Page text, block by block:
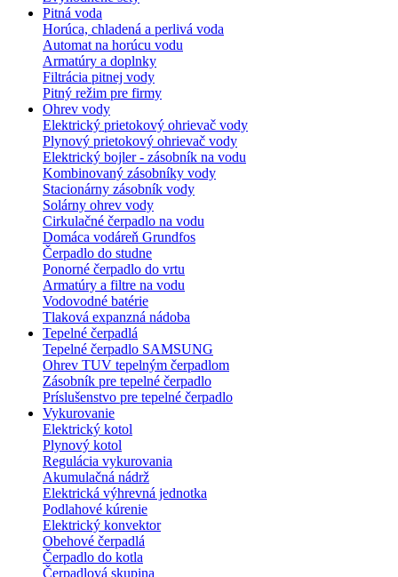
Pitná voda
Horúca, chladená a perlivá voda
Automat na horúcu vodu
Armatúry a doplnky
Filtrácia pitnej vody
Pitný režim pre firmy
Ohrev vody
Elektrický prietokový ohrievač vody
Plynový prietokový ohrievač vody
Elektrický bojler - zásobník na vodu
Kombinovaný zásobníky vody
Stacionárny zásobník vody
Solárny ohrev vody
Cirkulačné čerpadlo na vodu
Domáca vodáreň Grundfos
Čerpadlo do studne
Ponorné čerpadlo do vrtu
Armatúry a filtre na vodu
Vodovodné batérie
Tlaková expanzná nádoba
Tepelné čerpadlá
Tepelné čerpadlo SAMSUNG
Ohrev TUV tepelným čerpadlom
Zásobník pre tepelné čerpadlo
Príslušenstvo pre tepelné čerpadlo
Vykurovanie
Elektrický kotol
Plynový kotol
Regulácia vykurovania
Akumulačná nádrž
Elektrická výhrevná jednotka
Podlahové kúrenie
Elektrický konvektor
Obehové čerpadlá
Čerpadlo do kotla
Čerpadlová skupina